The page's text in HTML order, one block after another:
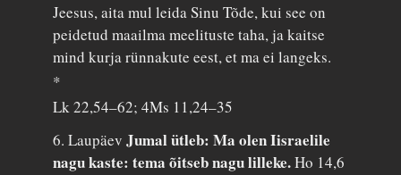
Jeesus, aita mul leida Sinu Tõde, kui see on
peidetud maailma meelituste taha, ja kaitse
mind kurja rünnakute eest, et ma ei langeks.
*
Lk 22,54–62; 4Ms 11,24–35
6. LaupäevJumal ütleb: Ma olen Iisraelile
nagu kaste: tema õitseb nagu lilleke.Ho 14,6